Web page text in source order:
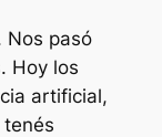
Nos pasó
Hoy los
artificial,